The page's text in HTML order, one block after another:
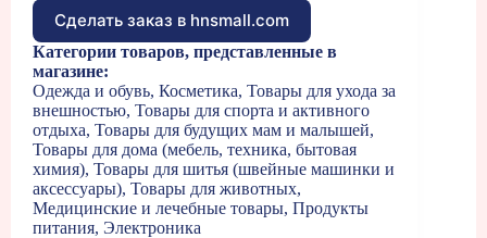
Сделать заказ в hnsmall.com
Категории товаров, представленные в
магазине:
Одежда и обувь, Косметика, Товары для ухода за
внешностью, Товары для спорта и активного
отдыха, Товары для будущих мам и малышей,
Товары для дома (мебель, техника, бытовая
химия), Товары для шитья (швейные машинки и
аксессуары), Товары для животных,
Медицинские и лечебные товары, Продукты
питания, Электроника